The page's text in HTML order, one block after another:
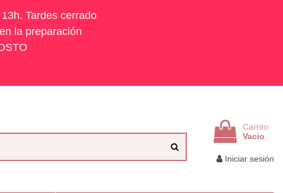
Tardes cerrado
la preparación
Carrito
Vacio
Iniciar sesión